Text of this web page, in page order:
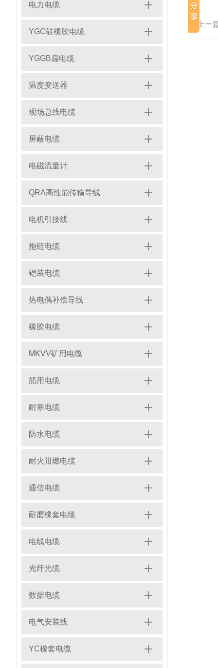
电力电缆
YGC硅橡胶电缆
YGGB扁电缆
温度变送器
现场总线电缆
屏蔽电缆
电磁流量计
QRA高性能传输导线
电机引接线
拖链电缆
铠装电缆
热电偶补偿导线
橡胶电缆
MKVV矿用电缆
船用电缆
耐寒电缆
防水电缆
耐火阻燃电缆
通信电缆
耐磨橡套电缆
电线电缆
光纤光缆
数据电缆
电气安装线
YC橡套电缆
上一